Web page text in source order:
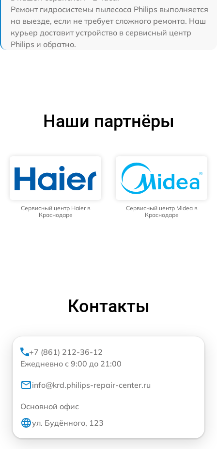
Ремонт гидросистемы пылесоса Philips выполняется
на выезде, если не требует сложного ремонта. Наш
курьер доставит устройство в сервисный центр
Philips и обратно.
Наши партнёры
Сервисный центр Haier в
Краснодаре
Сервисный центр Midea в
Краснодаре
Контакты
+7 (861) 212-36-12
Ежедневно с 9:00 до 21:00
info@krd.philips-repair-center.ru
Основной офис
ул. Будённого, 123